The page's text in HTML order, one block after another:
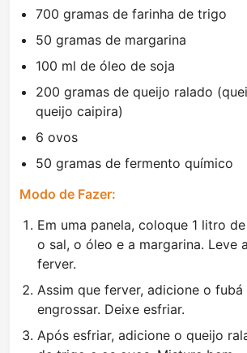
700 gramas de farinha de trigo
50 gramas de margarina
100 ml de óleo de soja
200 gramas de queijo ralado
queijo caipira)
6 ovos
50 gramas de fermento químico
Modo de Fazer:
Em uma panela, coloque 1 litro
o sal, o óleo e a margarina. Leve
ferver.
Assim que ferver, adicione o fubá
engrossar. Deixe esfriar.
Após esfriar, adicione o queijo